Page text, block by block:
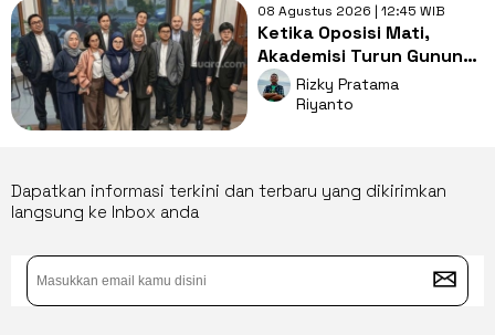
08 Agustus 2026 | 12:45 WIB
Ketika Oposisi Mati,
Akademisi Turun Gunung:
Lahirkan Kabinet
Bayangan Demi
Rizky Pratama
Riyanto
Dapatkan informasi terkini dan terbaru yang dikirimkan
langsung ke Inbox anda